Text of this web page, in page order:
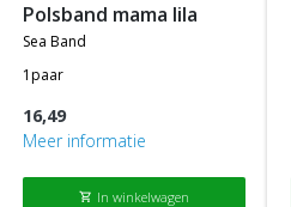
polsband mama lila
sea band
1paar
16,49
Meer informatie
shopping_cart In winkelwagen